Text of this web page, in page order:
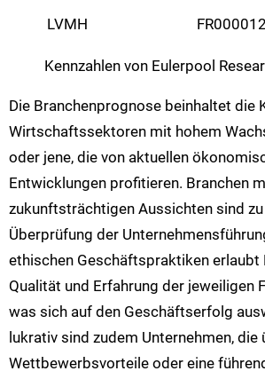
LVMH
Kennzahlen von Eulerpool
Die Branchenprognose beinhaltet die
Wirtschaftssektoren mit hohem
oder jene, die von aktuellen
Entwicklungen profitieren. Branchen
zukunftsträchtigen Aussichten sind
Überprüfung der
ethischen Geschäftspraktiken erlaubt
Qualität und Erfahrung der jeweiligen
was sich auf den Geschäftserfolg
lukrativ sind zudem Unternehmen, die
Wettbewerbsvorteile oder eine